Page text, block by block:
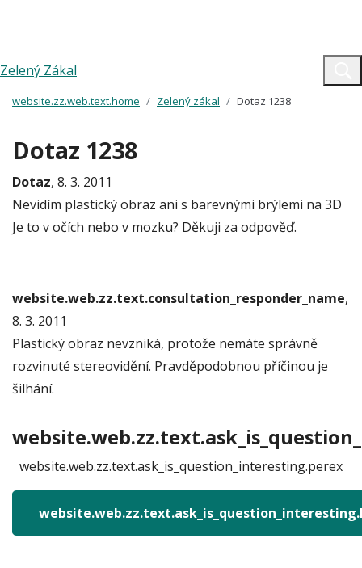
Zelený Zákal
website.zz.web.text.home Zelený zákal Dotaz 1238
Dotaz 1238
Dotaz, 8. 3. 2011
Nevidím plastický obraz ani s barevnými brýlemi na 3D
Je to v očích nebo v mozku? Děkuji za odpověď.
website.web.zz.text.consultation_responder_name,
8. 3. 2011
Plastický obraz nevzniká, protože nemáte správně
rozvinuté stereovidění. Pravděpodobnou příčinou je
šilhání.
website.web.zz.text.ask_is_question_interesting.perex